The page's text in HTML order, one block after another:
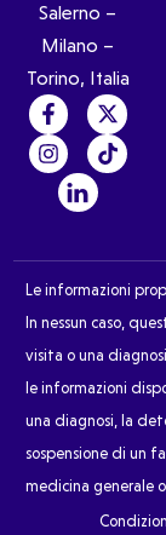
Salerno –
Milano –
Torino, Italia
Le informazioni
In nessun caso,
visita o una
le informazioni
una diagnosi, la
sospensione di un
medicina generale